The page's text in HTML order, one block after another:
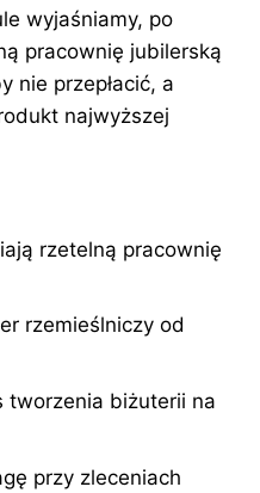
wyjaśniamy, po
pracownię jubilerską
nie przepłacić, a
najwyższej
rzetelną pracownię
rzemieślniczy od
tworzenia biżuterii na
przy zleceniach